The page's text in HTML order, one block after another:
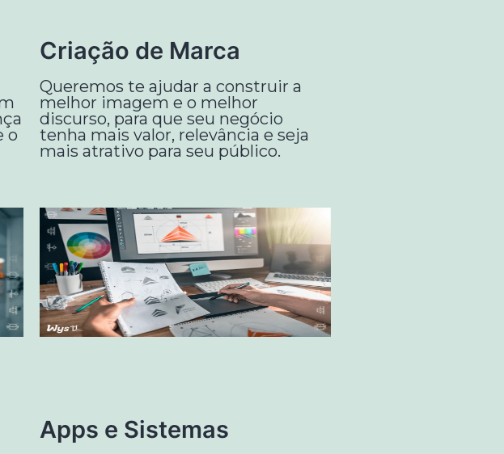
o
Criação de Marca
Queremos te ajudar a construir a
melhor imagem e o melhor
discurso, para que seu negócio
tenha mais valor, relevância e seja
mais atrativo para seu público.
Apps e Sistemas